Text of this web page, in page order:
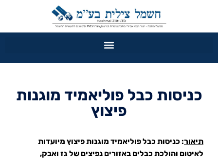
כניסות כבל פוליאמיד מוגנות
פיצוץ
תיאור: כניסות כבל פוליאמיד מוגנות פיצוץ מיועדות
לאיטום והולכת כבלים באזורים נפיצים של גז ואבק,